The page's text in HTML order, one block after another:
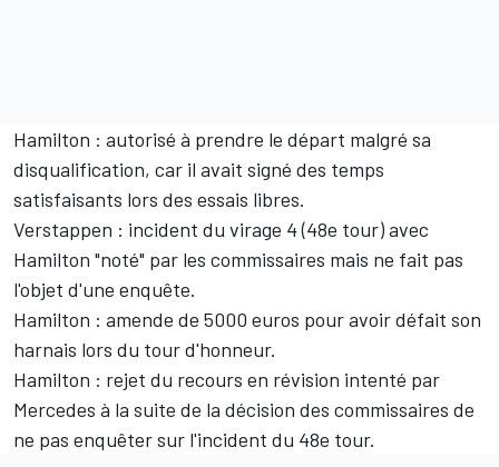
Hamilton : autorisé à prendre le départ malgré sa
disqualification, car il avait signé des temps
satisfaisants lors des essais libres.
Verstappen : incident du virage 4 (48e tour) avec
Hamilton "noté" par les commissaires mais ne fait pas
l'objet d'une enquête.
Hamilton : amende de 5000 euros pour avoir défait son
harnais lors du tour d'honneur.
Hamilton : rejet du recours en révision intenté par
Mercedes à la suite de la décision des commissaires de
ne pas enquêter sur l'incident du 48e tour.